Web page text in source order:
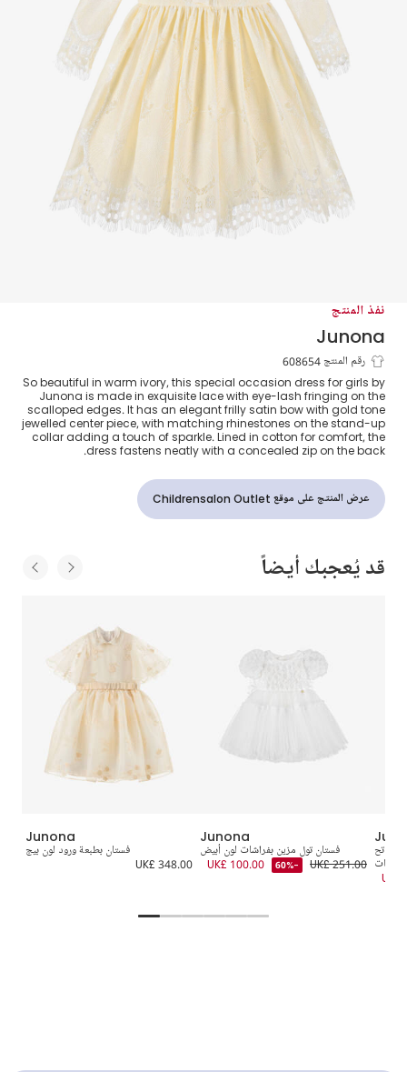
نفذ المنتج
Junona
فستان بنات دانتيل لون عاجي
رقم المنتج 608654
So beautiful in warm ivory, this special occasion dress for girls by
Junona is made in exquisite lace with eye-lash fringing on the
scalloped edges. It has an elegant frilly satin bow with gold tone
jewelled center piece, with matching rhinestones on the stand-up
collar adding a touch of sparkle. Lined in cotton for comfort, the
dress fastens neatly with a concealed zip on the back.
عرض المنتج على موقع Childrensalon Outlet
قد يُعجبك أيضاً
Junona
فستان بطبعة ورود لون بيج
UK£ 348.00
Junona
فستان تول مزين بفراشات لون أبيض
UK£ 251.00
-60%
UK£ 100.00
فاتح
للبنات
UK£